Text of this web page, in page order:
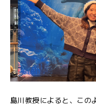
島川教授によると、この